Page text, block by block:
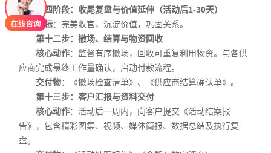
第四阶段：收尾复盘与价值延伸（活动后1-30天）
目标：完美收官，沉淀价值，巩固关系。
第十二步：撤场、结算与物资回收
核心动作：监督有序撤场，回收可重复利用物资。与各供
应商完成最终工作量确认，启动付款流程。
交付物：《撤场检查清单》、《供应商结算确认单》。
第十三步：客户汇报与资料交付
核心动作：活动后一周内，向客户提交《活动结案报
告》，包含精彩图集、视频、媒体简报、数据总结及执行复
盘。